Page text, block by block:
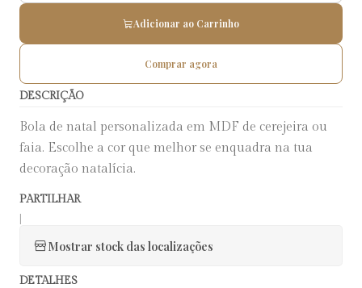
Adicionar ao Carrinho
Comprar agora
DESCRIÇÃO
Bola de natal personalizada em MDF de cerejeira ou
faia. Escolhe a cor que melhor se enquadra na tua
decoração natalícia.
PARTILHAR
Mostrar stock das localizações
DETALHES